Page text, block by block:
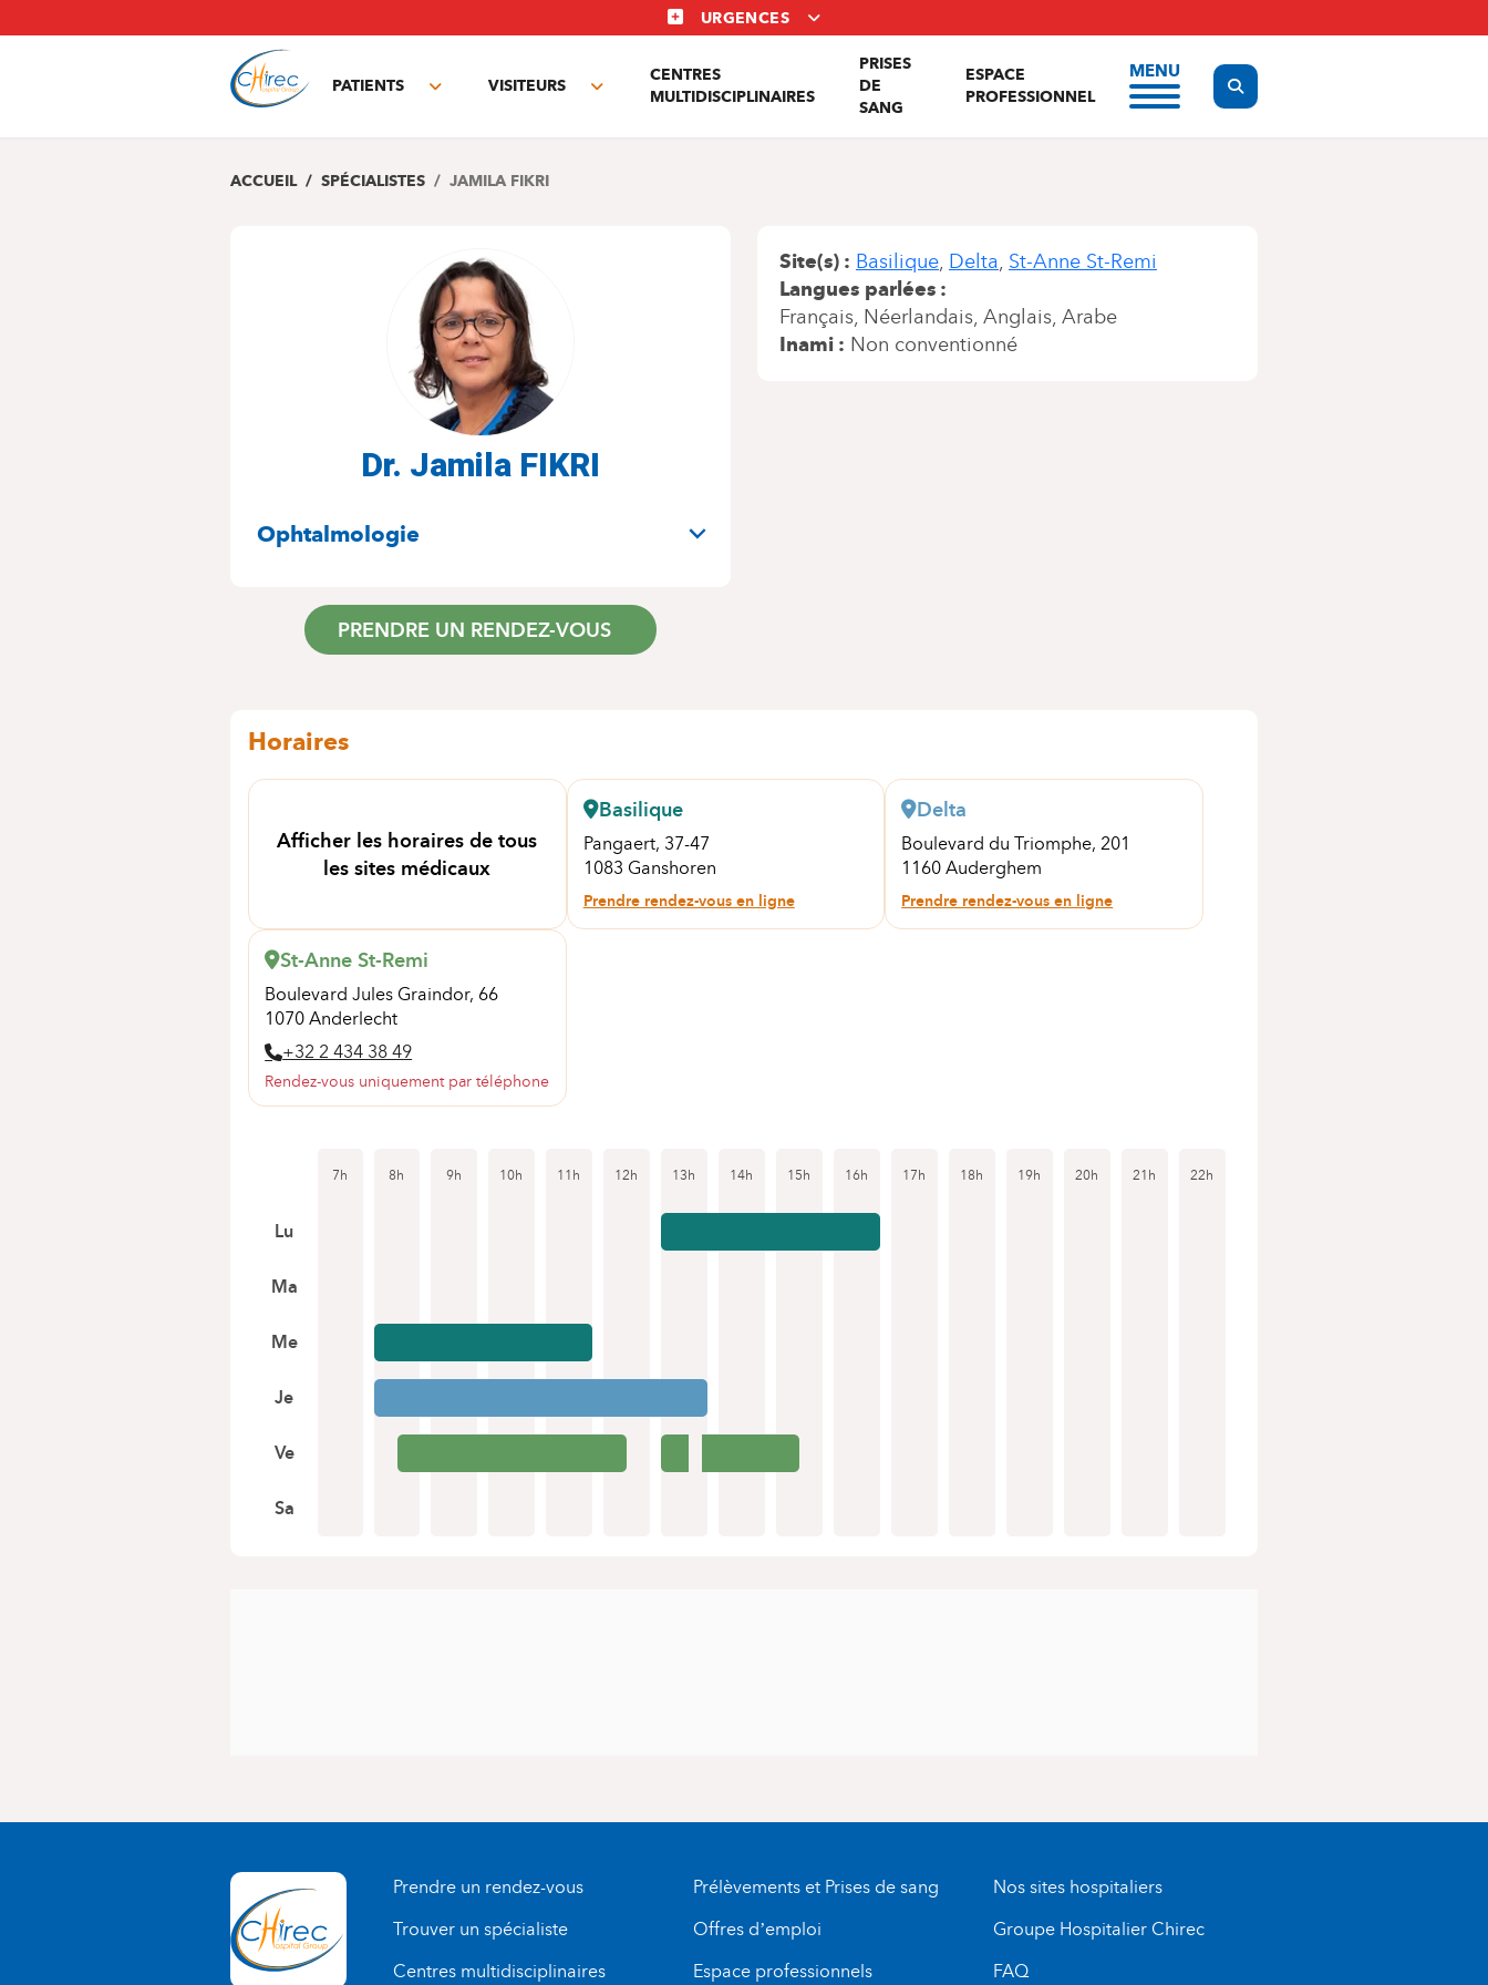
au
URGENCES
PATIENTS
Toggle
VISITEURS
Toggle
CENTRES
MULTIDISCIPLINAIRES
PRISES
DE
SANG
ESPACE
PROFESSIONNEL
MENU
Display the search form
ACCUEIL SPÉCIALISTES JAMILA FIKRI
Dr. Jamila FIKRI
SPÉCIALITÉS
Ophtalmologie
PRENDRE UN RENDEZ-VOUS
Site(s) Basilique Delta St-Anne St-Remi
Langues parlées
Français Néerlandais Anglais Arabe
Inami
Non conventionné
Horaires
Afficher les horaires de tous
les sites médicaux
Basilique
Pangaert, 37-47
1083 Ganshoren
Prendre rendez-vous en ligne
Delta
Boulevard du Triomphe, 201
1160 Auderghem
Prendre rendez-vous en ligne
St-Anne St-Remi
Boulevard Jules Graindor, 66
1070 Anderlecht
+32 2 434 38 49
Rendez-vous uniquement par téléphone
7h 8h 9h 10h 11h 12h 13h 14h 15h 16h 17h 18h 19h 20h 21h 22h
Lu
Ma
Me
Je
Ve
Sa
Prendre un rendez-vous
Trouver un spécialiste
Centres multidisciplinaires
Prélèvements et Prises de sang
Offres d’emploi
Espace professionnels
Nos sites hospitaliers
Groupe Hospitalier Chirec
FAQ